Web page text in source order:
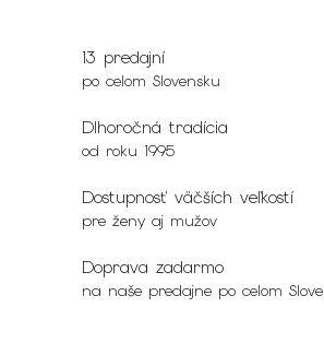
13 predajní
po celom Slovensku
Dlhoročná tradícia
od roku 1995
Dostupnosť väčších veľkostí
pre ženy aj mužov
Doprava zadarmo
na naše predajne po celom